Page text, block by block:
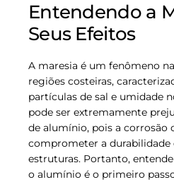
Entendendo a
Seus Efeitos
A maresia é um fenômeno
regiões costeiras,
partículas de sal e umidade
pode ser extremamente
de alumínio, pois a corrosão
comprometer a durabilidade
estruturas. Portanto,
o alumínio é o primeiro